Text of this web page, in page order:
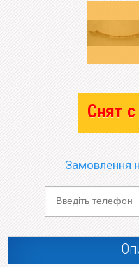
Снят
Замовлення